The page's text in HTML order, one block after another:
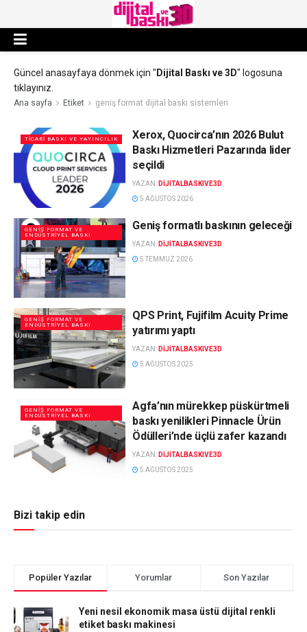
Güncel anasayfaya dönmek için " Dijital Baskı ve 3D" logosuna
tıklayınız.
Ana sayfa Etiket geniş format dijital baskı sistemleri
TICARI BASKI VE YAYINCILIK
Xerox, Quocirca’nın 2026 Bulut
Baskı Hizmetleri Pazarında lider
seçildi
YAZAN: DIJITALBASKIVE3D
5 AĞUSTOS 2026
GENIŞ FORMAT VE
ENDÜSTRIYEL BASKI
Geniş formatlı baskının geleceği
YAZAN: DIJITALBASKIVE3D
5 TEMMUZ 2026
GENIŞ FORMAT VE
ENDÜSTRIYEL BASKI
QPS Print, Fujifilm Acuity Prime
yatırımı yaptı
YAZAN: DIJITALBASKIVE3D
5 AĞUSTOS 2025
GENIŞ FORMAT VE
ENDÜSTRIYEL BASKI
Agfa’nın mürekkep püskürtmeli
baskı yenilikleri Pinnacle Ürün
Ödülleri’nde üçlü zafer kazandı
YAZAN: DIJITALBASKIVE3D
5 AĞUSTOS 2025
Bizi takip edin
Popüler Yazılar Yorumlar Son Yazılar
Yeni nesil ekonomik masa üstü dijital renkli
etiket baskı makinesi